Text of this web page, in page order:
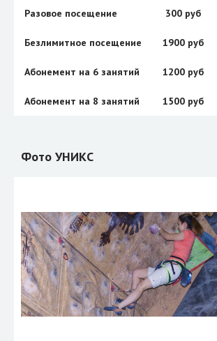
Разовое посещение 300 руб
Безлимитное посещение 1900 руб
Абонемент на 6 занятий 1200 руб
Абонемент на 8 занятий 1500 руб
Фото УНИКС